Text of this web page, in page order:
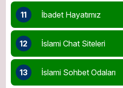
11 İbadet Hayatımız
12 İslami Chat Siteleri
13 İslami Sohbet Odaları